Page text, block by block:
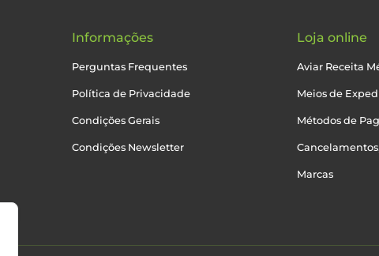
Informações
Perguntas Frequentes
Política de Privacidade
Condições Gerais
Condições Newsletter
Loja online
Aviar Receita
Meios de
Métodos de
Marcas